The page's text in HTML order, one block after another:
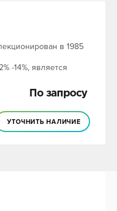
в 1985
-14%, является
По запросу
УТОЧНИТЬ НАЛИЧИЕ